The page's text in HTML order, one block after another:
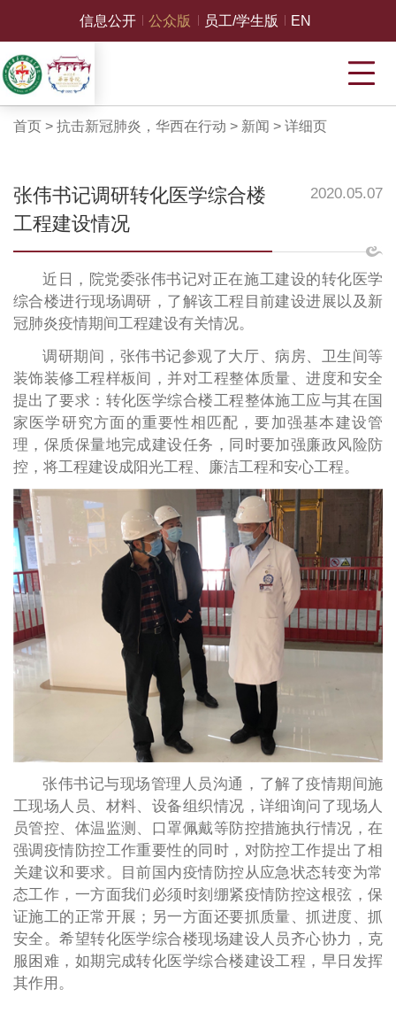
信息公开 公众版 员工/学生版 EN
首页 > 抗击新冠肺炎，华西在行动 > 新闻 > 详细页
张伟书记调研转化医学综合楼
工程建设情况
2020.05.07
近日，院党委张伟书记对正在施工建设的转化医学
综合楼进行现场调研，了解该工程目前建设进展以及新
冠肺炎疫情期间工程建设有关情况。
调研期间，张伟书记参观了大厅、病房、卫生间等
装饰装修工程样板间，并对工程整体质量、进度和安全
提出了要求：转化医学综合楼工程整体施工应与其在国
家医学研究方面的重要性相匹配，要加强基本建设管
理，保质保量地完成建设任务，同时要加强廉政风险防
控，将工程建设成阳光工程、廉洁工程和安心工程。
张伟书记与现场管理人员沟通，了解了疫情期间施
工现场人员、材料、设备组织情况，详细询问了现场人
员管控、体温监测、口罩佩戴等防控措施执行情况，在
强调疫情防控工作重要性的同时，对防控工作提出了相
关建议和要求。目前国内疫情防控从应急状态转变为常
态工作，一方面我们必须时刻绷紧疫情防控这根弦，保
证施工的正常开展；另一方面还要抓质量、抓进度、抓
安全。希望转化医学综合楼现场建设人员齐心协力，克
服困难，如期完成转化医学综合楼建设工程，早日发挥
其作用。